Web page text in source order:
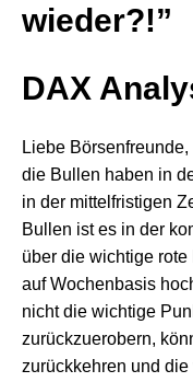
wieder?!”
DAX
Liebe Börsenfreunde,
die Bullen haben in
in der mittelfristigen
Bullen ist es in der
über die wichtige
auf Wochenbasis
nicht die wichtige
zurückzuerobern,
zurückkehren und